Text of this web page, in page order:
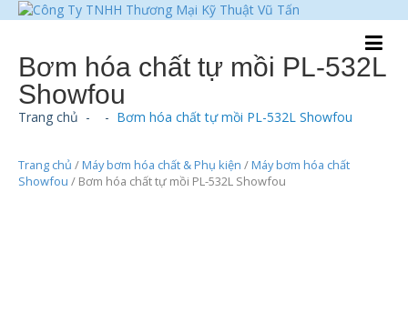
Bơm hóa chất tự mồi PL-532L
Showfou
Trang chủ - - Bơm hóa chất tự mồi PL-532L Showfou
Trang chủ /Máy bơm hóa chất & Phụ kiện /Máy bơm hóa chất
Showfou / Bơm hóa chất tự mồi PL-532L Showfou